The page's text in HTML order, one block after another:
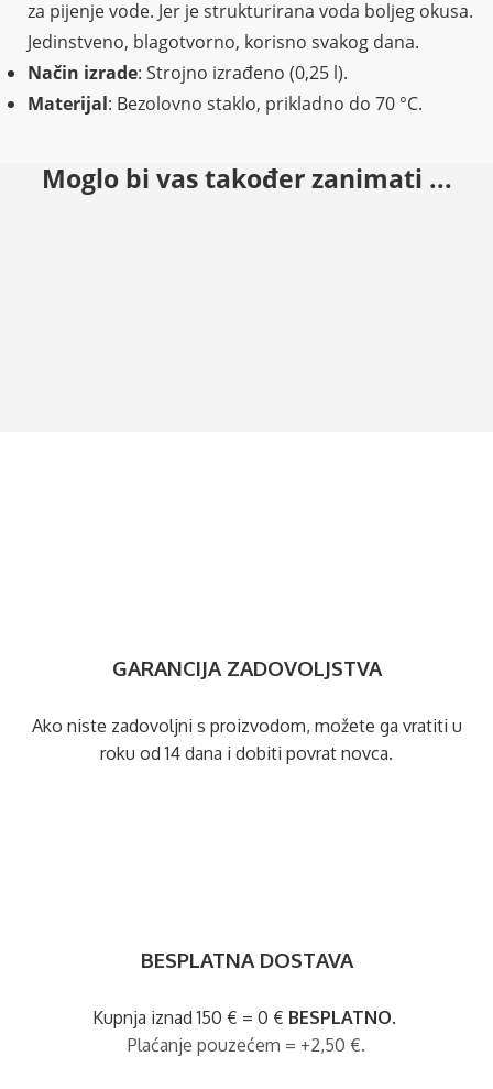
za pijenje vode. Jer je strukturirana voda boljeg okusa.
Jedinstveno, blagotvorno, korisno svakog dana.
Način izrade: Strojno izrađeno (0,25 l).
Materijal: Bezolovno staklo, prikladno do 70 °C.
Moglo bi vas također zanimati ...
GARANCIJA ZADOVOLJSTVA
Ako niste zadovoljni s proizvodom, možete ga vratiti u
roku od 14 dana i dobiti povrat novca.
BESPLATNA DOSTAVA
Kupnja iznad 150 € = 0 € BESPLATNO.
Plaćanje pouzećem = +2,50 €.